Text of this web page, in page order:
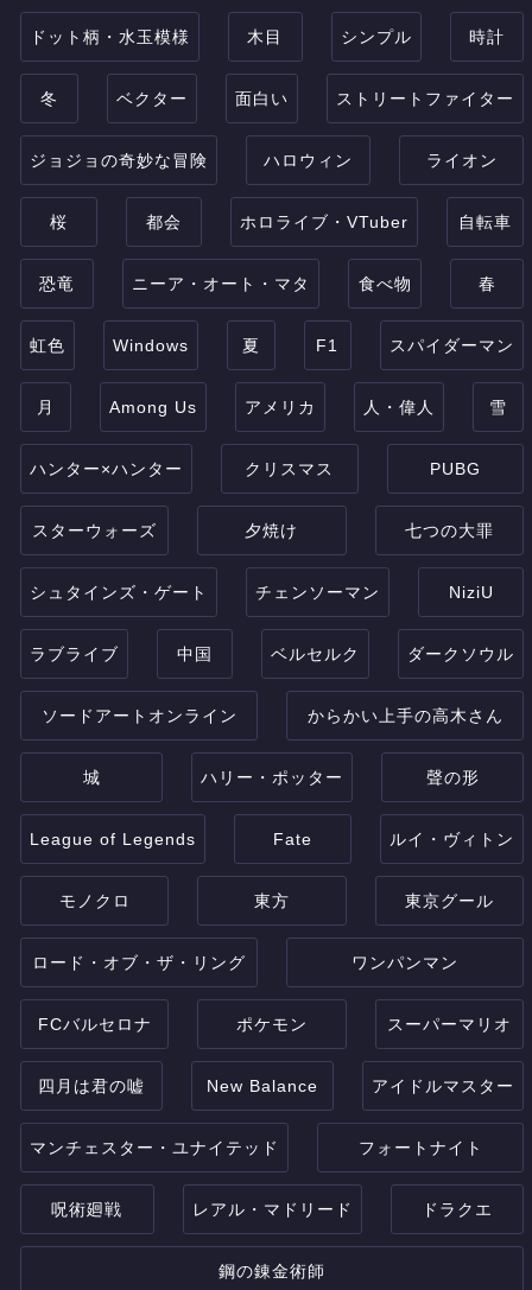
ドット柄・水玉模様 木目 シンプル 時計
冬 ベクター 面白い ストリートファイター
ジョジョの奇妙な冒険 ハロウィン ライオン
桜 都会 ホロライブ・VTuber 自転車
恐竜 ニーア・オート・マタ 食べ物 春
虹色 Windows 夏 F1 スパイダーマン
月 Among Us アメリカ 人・偉人 雪
ハンター×ハンター クリスマス PUBG
スターウォーズ 夕焼け 七つの大罪
シュタインズ・ゲート チェンソーマン NiziU
ラブライブ 中国 ベルセルク ダークソウル
ソードアートオンライン からかい上手の高木さん
城 ハリー・ポッター 聲の形
League of Legends Fate ルイ・ヴィトン
モノクロ 東方 東京グール
ロード・オブ・ザ・リング ワンパンマン
FCバルセロナ ポケモン スーパーマリオ
四月は君の嘘 New Balance アイドルマスター
マンチェスター・ユナイテッド フォートナイト
呪術廻戦 レアル・マドリード ドラクエ
鋼の錬金術師